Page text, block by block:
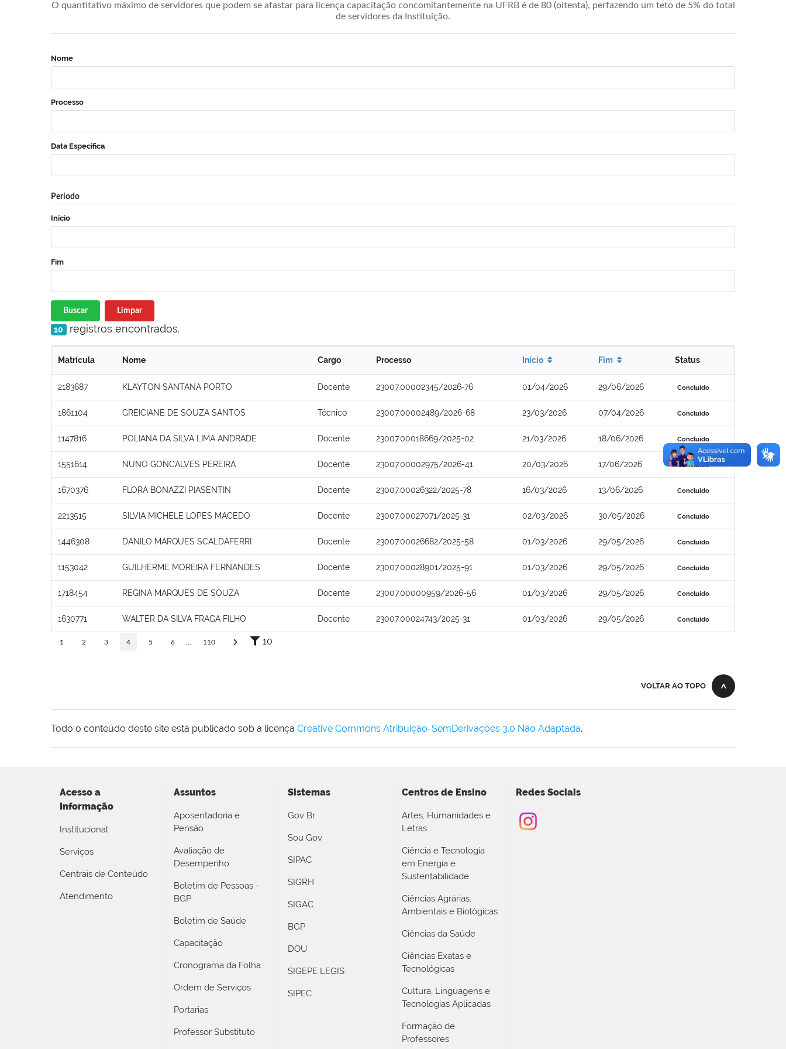
O quantitativo máximo de servidores que podem se afastar para licença capacitação concomitantemente na UFRB é de 80 (oitenta), perfazendo um teto de 5% do total
de servidores da Instituição.
Nome
Processo
Data Específica
Período
Início
Fim
Buscar Limpar
10 registros encontrados.
Matrícula Nome Cargo Processo Início Fim Status
2183687 KLAYTON SANTANA PORTO Docente 23007.00002345/2026-76 01/04/2026 29/06/2026 Concluído
1861104 GREICIANE DE SOUZA SANTOS Técnico 23007.00002489/2026-68 23/03/2026 07/04/2026 Concluído
1147816 POLIANA DA SILVA LIMA ANDRADE Docente 23007.00018669/2025-02 21/03/2026 18/06/2026 Concluído
1551614 NUNO GONCALVES PEREIRA Docente 23007.00002975/2026-41 20/03/2026 17/06/2026 Concluído
1670376 FLORA BONAZZI PIASENTIN Docente 23007.00026322/2025-78 16/03/2026 13/06/2026 Concluído
2213515 SILVIA MICHELE LOPES MACEDO Docente 23007.00027071/2025-31 02/03/2026 30/05/2026 Concluído
1446308 DANILO MARQUES SCALDAFERRI Docente 23007.00026682/2025-58 01/03/2026 29/05/2026 Concluído
1153042 GUILHERME MOREIRA FERNANDES Docente 23007.00028901/2025-91 01/03/2026 29/05/2026 Concluído
1718454 REGINA MARQUES DE SOUZA Docente 23007.00000959/2026-56 01/03/2026 29/05/2026 Concluído
1630771 WALTER DA SILVA FRAGA FILHO Docente 23007.00024743/2025-31 01/03/2026 29/05/2026 Concluído
1 2 3 4 5 6 110 10
VOLTAR AO TOPO
Todo o conteúdo deste site está publicado sob a licença Creative Commons Atribuição-SemDerivações 3.0 Não Adaptada.
Acesso a
Informação
Institucional
Serviços
Centrais de Conteúdo
Atendimento
Assuntos
Aposentadoria e
Pensão
Avaliação de
Desempenho
Boletim de Pessoas -
BGP
Boletim de Saúde
Capacitação
Cronograma da Folha
Ordem de Serviços
Portarias
Professor Substituto
Sistemas
Gov Br
Sou Gov
SIPAC
SIGRH
SIGAC
BGP
DOU
SIGEPE LEGIS
SIPEC
Centros de Ensino
Artes, Humanidades e
Letras
Ciência e Tecnologia
em Energia e
Sustentabilidade
Ciências Agrárias,
Ambientais e Biológicas
Ciências da Saúde
Ciências Exatas e
Tecnológicas
Cultura, Linguagens e
Tecnologias Aplicadas
Formação de
Professores
Redes Sociais